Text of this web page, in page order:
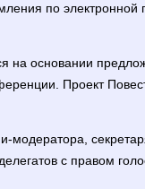
по электронной
на основании
Проект
с правом